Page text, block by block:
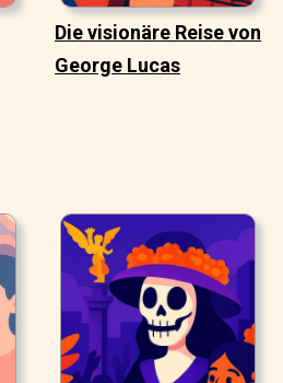
Die visionäre Reise von
George Lucas